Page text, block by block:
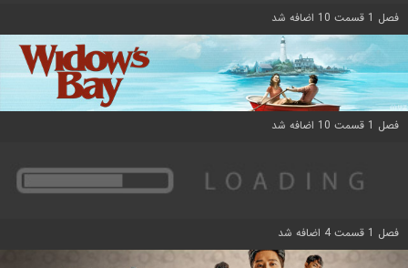
فصل 1 قسمت 10 اضافه شد
فصل 1 قسمت 10 اضافه شد
فصل 1 قسمت 4 اضافه شد